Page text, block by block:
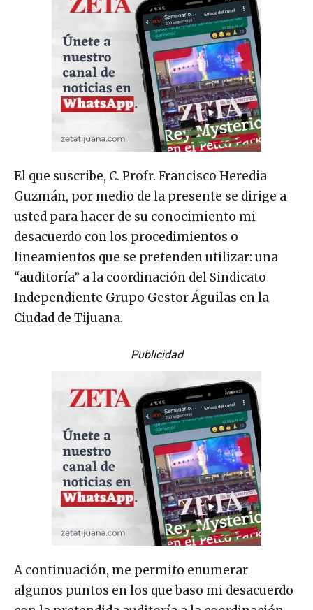
El que suscribe, C. Profr. Francisco Heredia
Guzmán, por medio de la presente se dirige a
usted para hacer de su conocimiento mi
desacuerdo con los procedimientos o
lineamientos que se pretenden utilizar: una
“auditoría” a la coordinación del Sindicato
Independiente Grupo Gestor Águilas en la
Ciudad de Tijuana.
Publicidad
A continuación, me permito enumerar
algunos puntos en los que baso mi desacuerdo